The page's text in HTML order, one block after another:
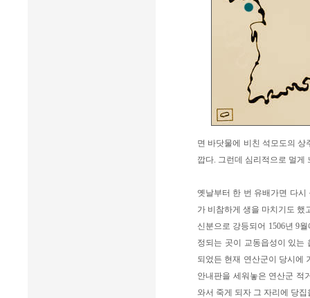
면 바닷물에 비친 석모도의
깝다. 그런데 심리적으로 멀게
옛날부터 한 번 유배가면 다
가 비참하게 생을 마치기도 했
신분으로 강등되어 1506년 9
정되는 곳이 교동읍성이 있는
되었든 현재 연산군이 당시에
안내판을 세워놓은 연산군 적
와서 죽게 되자 그 자리에 당